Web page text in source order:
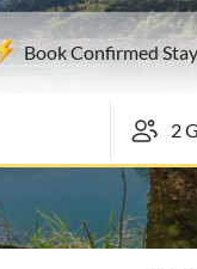
Book Confirmed Stay